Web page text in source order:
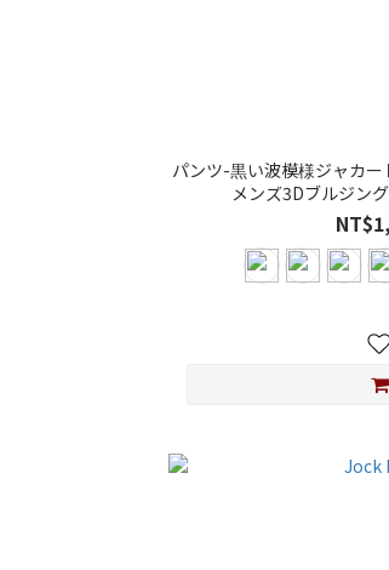
パンツ-黒い波模様ジャカ
メンズ3Dブルジン